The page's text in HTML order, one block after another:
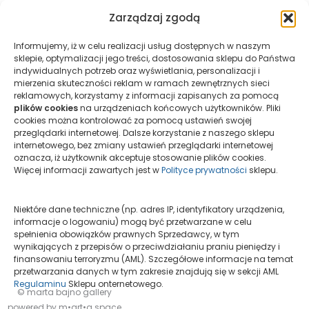
Zarządzaj zgodą
Informujemy, iż w celu realizacji usług dostępnych w naszym
sklepie, optymalizacji jego treści, dostosowania sklepu do Państwa
indywidualnych potrzeb oraz wyświetlania, personalizacji i
mierzenia skuteczności reklam w ramach zewnętrznych sieci
reklamowych, korzystamy z informacji zapisanych za pomocą
plików cookiesna urządzeniach końcowych użytkowników. Pliki
cookies można kontrolować za pomocą ustawień swojej
przeglądarki internetowej. Dalsze korzystanie z naszego sklepu
internetowego, bez zmiany ustawień przeglądarki internetowej
oznacza, iż użytkownik akceptuje stosowanie plików cookies.
Więcej informacji zawartych jest wPolityce prywatności sklepu.
Niektóre dane techniczne (np. adres IP, identyfikatory urządzenia,
informacje o logowaniu) mogą być przetwarzane w celu
spełnienia obowiązków prawnych Sprzedawcy, w tym
wynikających z przepisów o przeciwdziałaniu praniu pieniędzy i
finansowaniu terroryzmu (AML). Szczegółowe informacje na temat
przetwarzania danych w tym zakresie znajdują się w sekcji AML
Regulaminu Sklepu onternetowego.
Wystawa Indywidualna-Marek
Gardulski
Marta Bajno/20 maja, 2026
„Widzieć jasno w zachwyceniu/ To see Clearly in
Ecstasy” w Galerii Starmach w Krakowie. Tytuł
wystawy został zaczerpnięty z szkicu literackiego
[…]
© marta bajno gallery